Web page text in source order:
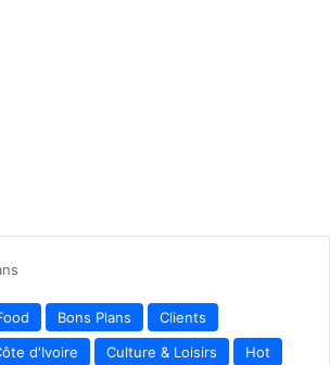
Bons Plans
Clients
d'Ivoire Culture & Loisirs
Hot